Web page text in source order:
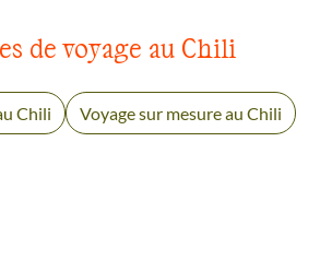
de voyage au Chili
Chili Voyage sur mesure au Chili